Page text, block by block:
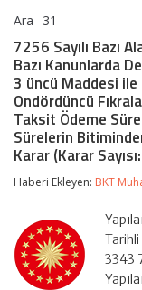
Ara 31
Bazı
Alacakların
Yeniden
Bazı
Kanunlarda
Değişiklik
Hakkında
üncü
Maddesi
ile
4
7256 Sayılı Bazı
Bazı Kanunlarda
3 üncü Maddesi
Ondördüncü
Taksit Ödeme
Sürelerin
Karar (Karar
Haberi Ekleyen: BKT
Tarihli
3343